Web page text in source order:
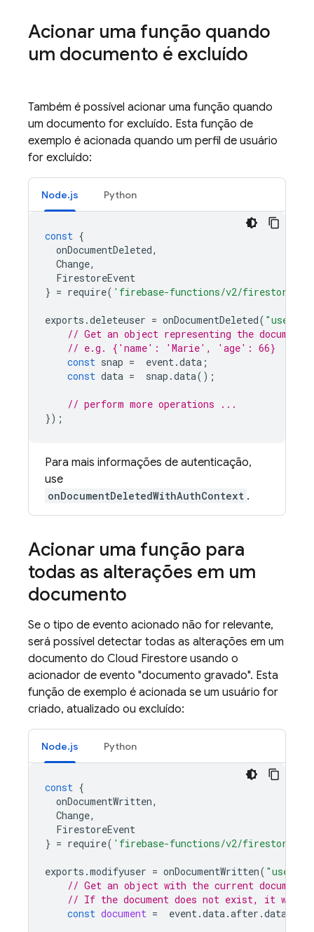
Acionar uma função quando
um documento é excluído
Também é possível acionar uma função quando
um documento for excluído. Esta função de
exemplo é acionada quando um perfil de usuário
for excluído:
Node.js Python
const {
onDocumentDeleted,
Change,
FirestoreEvent
} = require( 'firebase-functions/v2/firestore'
exports .deleteuser = onDocumentDeleted( "users/
// Get an object representing the document
// e.g. {'name': 'Marie', 'age': 66}
const snap = event.data ;
const data = snap .data();
// perform more operations ...
});
Para mais informações de autenticação,
use
onDocumentDeletedWithAuthContext .
Acionar uma função para
todas as alterações em um
documento
Se o tipo de evento acionado não for relevante,
será possível detectar todas as alterações em um
documento do Cloud Firestore usando o
acionador de evento "documento gravado". Esta
função de exemplo é acionada se um usuário for
criado, atualizado ou excluído:
Node.js Python
const {
onDocumentWritten,
Change,
FirestoreEvent
} = require( 'firebase-functions/v2/firestore'
exports .modifyuser = onDocumentWritten( "users/
// Get an object with the current document
// If the document does not exist, it was
const document = event.data.after .data